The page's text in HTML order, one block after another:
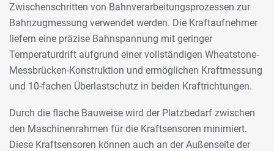
Zwischenschritten von Bahnverarbeitungsprozessen zur
Bahnzugmessung verwendet werden. Die Kraftaufnehmer
liefern eine präzise Bahnspannung mit geringer
Temperaturdrift aufgrund einer vollständigen Wheatstone-
Messbrücken-Konstruktion und ermöglichen Kraftmessung
und 10-fachen Überlastschutz in beiden Kraftrichtungen.
Durch die flache Bauweise wird der Platzbedarf zwischen
den Maschinenrahmen für die Kraftsensoren minimiert.
Diese Kraftsensoren können auch an der Außenseite der